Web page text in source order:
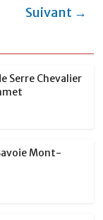
Suivant →
Serre Chevalier
Mont-